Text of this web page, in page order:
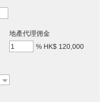
地產代理佣金
% HK$ 120,000